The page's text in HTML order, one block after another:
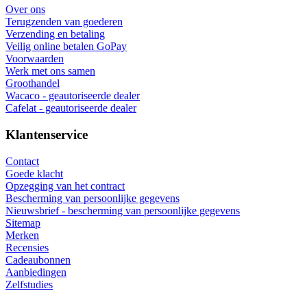
Over ons
Terugzenden van goederen
Verzending en betaling
Veilig online betalen GoPay
Voorwaarden
Werk met ons samen
Groothandel
Wacaco - geautoriseerde dealer
Cafelat - geautoriseerde dealer
Klantenservice
Contact
Goede klacht
Opzegging van het contract
Bescherming van persoonlijke gegevens
Nieuwsbrief - bescherming van persoonlijke gegevens
Sitemap
Merken
Recensies
Cadeaubonnen
Aanbiedingen
Zelfstudies